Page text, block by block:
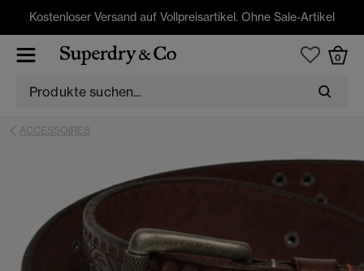
Kostenloser Versand auf Vollpreisartikel. Ohne Sale-Artikel
0
ACCESSOIRES